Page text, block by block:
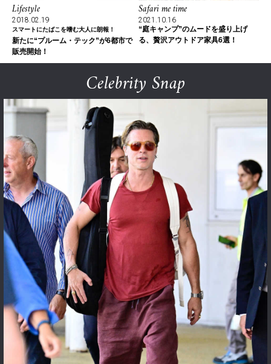
Lifestyle
2018.02.19
スマートにたばこを嗜む大人に朗報！
新たに“プルーム・テック”が6都市で
販売開始！
Safari me time
2021.10.16
“庭キャンプ”のムードを盛り上げ
る、贅沢アウトドア家具6選！
Celebrity Snap